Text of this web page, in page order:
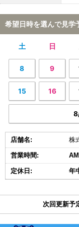
希望日時を選んで見学
土 日
8 9
15 16
店舗名: 株
営業時間:
定休日: 年
次回更新予